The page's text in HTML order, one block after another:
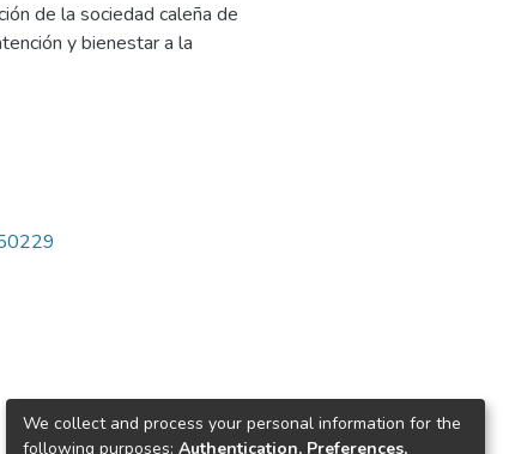
de la sociedad caleña de
y bienestar a la
We collect and process your personal information for the
following purposes: Authentication, Preferences,